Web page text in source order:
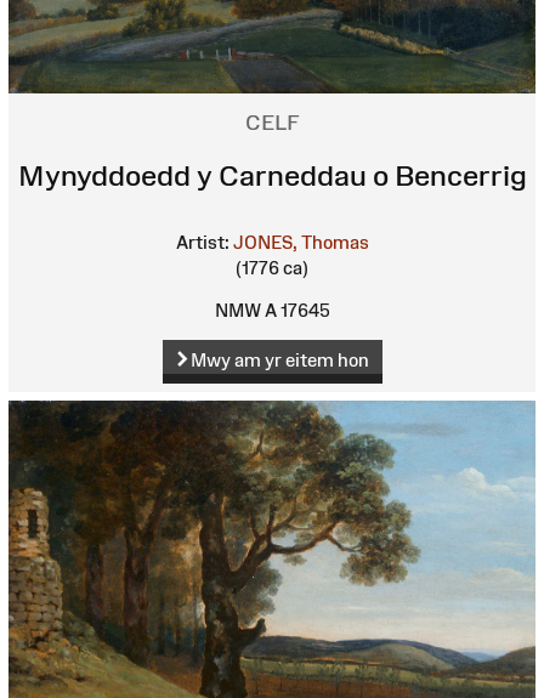
CELF
Mynyddoedd y Carneddau o Bencerrig
Artist: JONES, Thomas
(1776 ca)
NMW A 17645
Mwy am yr eitem hon